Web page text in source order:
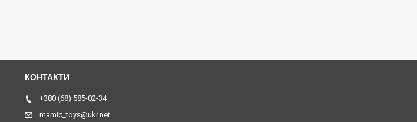
+380 (68) 585-02-34
mamic_toys@ukr.net